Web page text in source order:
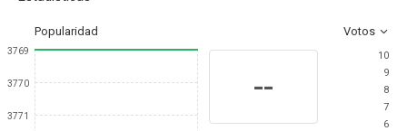
Popularidad Votos
3769
3770
3771
--
10
9
8
7
6